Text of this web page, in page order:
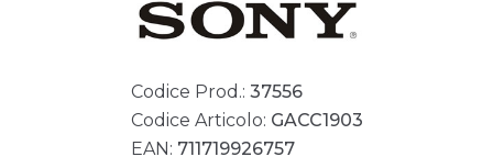
Codice Prod.: 37556
Codice Articolo: GACC1903
EAN: 711719926757